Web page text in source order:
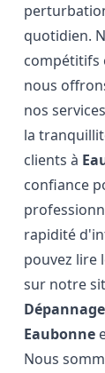
quotidien.
compétitifs
nous
nos
la
clients à
confiance
rapidité
pouvez lire
sur notre
Eaubonne
Nous